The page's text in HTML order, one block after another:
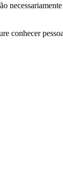
conhecer